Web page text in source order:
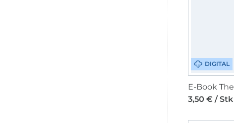
DIGITAL
3,50 € / Stk